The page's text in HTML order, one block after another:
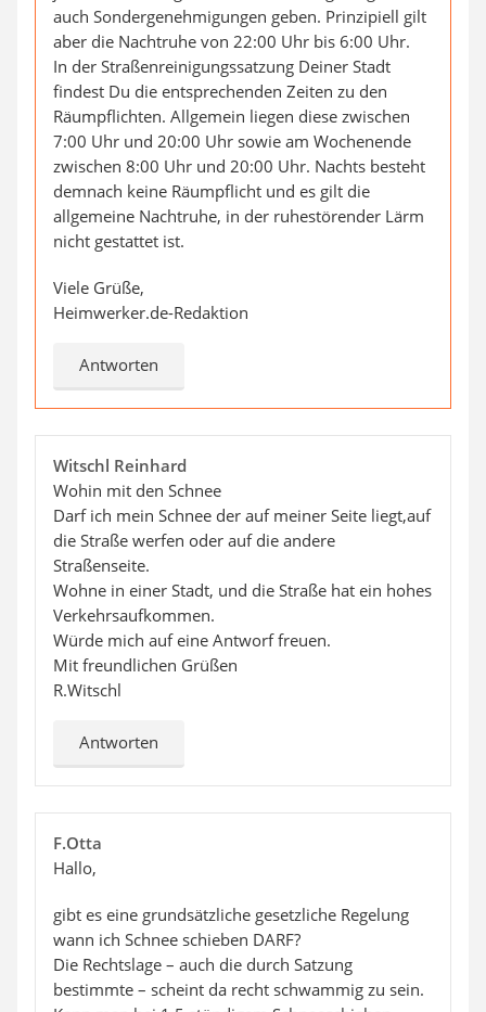
auch Sondergenehmigungen geben. Prinzipiell gilt
aber die Nachtruhe von 22:00 Uhr bis 6:00 Uhr.
In der Straßenreinigungssatzung Deiner Stadt
findest Du die entsprechenden Zeiten zu den
Räumpflichten. Allgemein liegen diese zwischen
7:00 Uhr und 20:00 Uhr sowie am Wochenende
zwischen 8:00 Uhr und 20:00 Uhr. Nachts besteht
demnach keine Räumpflicht und es gilt die
allgemeine Nachtruhe, in der ruhestörender Lärm
nicht gestattet ist.
Viele Grüße,
Heimwerker.de-Redaktion
Antworten
Witschl Reinhard
Wohin mit den Schnee
Darf ich mein Schnee der auf meiner Seite liegt,auf
die Straße werfen oder auf die andere
Straßenseite.
Wohne in einer Stadt, und die Straße hat ein hohes
Verkehrsaufkommen.
Würde mich auf eine Antworf freuen.
Mit freundlichen Grüßen
R.Witschl
Antworten
F.Otta
Hallo,
gibt es eine grundsätzliche gesetzliche Regelung
wann ich Schnee schieben DARF?
Die Rechtslage – auch die durch Satzung
bestimmte – scheint da recht schwammig zu sein.